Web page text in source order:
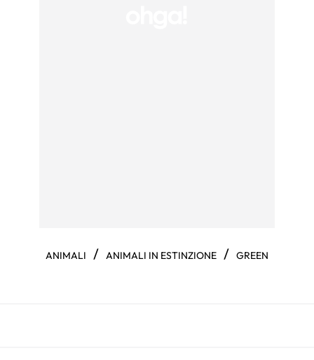
ANIMALI / ANIMALI IN ESTINZIONE / GREEN